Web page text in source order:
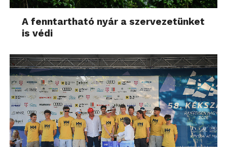
A fenntartható nyár a szervezetünket
is védi